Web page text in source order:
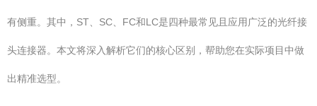
有侧重。其中，ST、SC、FC和LC是四种最常见且应用广泛的光纤接
头连接器。本文将深入解析它们的核心区别，帮助您在实际项目中做
出精准选型。